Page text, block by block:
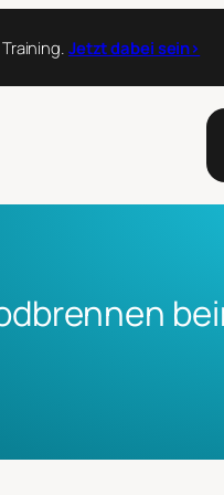
Jetzt dabei sein›